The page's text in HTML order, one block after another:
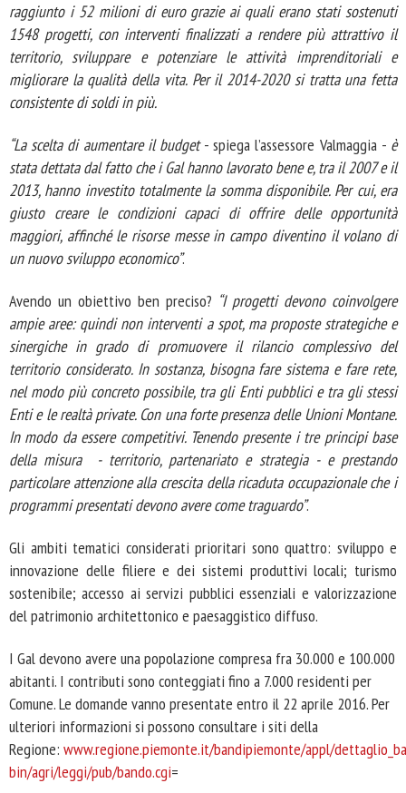
raggiunto i 52 milioni di euro grazie ai quali erano stati sostenuti
1548 progetti, con interventi finalizzati a rendere più attrattivo il
territorio, sviluppare e potenziare le attività imprenditoriali e
migliorare la qualità della vita. Per il 2014-2020 si tratta una fetta
consistente di soldi in più.
“La scelta di aumentare il budget- spiega l’assessore Valmaggia - è
stata dettata dal fatto che i Gal hanno lavorato bene e, tra il 2007 e il
2013, hanno investito totalmente la somma disponibile. Per cui, era
giusto creare le condizioni capaci di offrire delle opportunità
maggiori, affinché le risorse messe in campo diventino il volano di
un nuovo sviluppo economico”.
Avendo un obiettivo ben preciso? “I progetti devono coinvolgere
ampie aree: quindi non interventi a spot, ma proposte strategiche e
sinergiche in grado di promuovere il rilancio complessivo del
territorio considerato. In sostanza, bisogna fare sistema e fare rete,
nel modo più concreto possibile, tra gli Enti pubblici e tra gli stessi
Enti e le realtà private. Con una forte presenza delle Unioni Montane.
In modo da essere competitivi. Tenendo presente i tre principi base
della misura - territorio, partenariato e strategia - e prestando
particolare attenzione alla crescita della ricaduta occupazionale che i
programmi presentati devono avere come traguardo”.
Gli ambiti tematici considerati prioritari sono quattro: sviluppo e
innovazione delle filiere e dei sistemi produttivi locali; turismo
sostenibile; accesso ai servizi pubblici essenziali e valorizzazione
del patrimonio architettonico e paesaggistico diffuso.
I Gal devono avere una popolazione compresa fra 30.000 e 100.000
abitanti. I contributi sono conteggiati fino a 7.000 residenti per
Comune. Le domande vanno presentate entro il 22 aprile 2016. Per
ulteriori informazioni si possono consultare i siti della
Regione: www.regione.piemonte.it/bandipiemonte/appl/
bin/agri/leggi/pub/bando.cgi=